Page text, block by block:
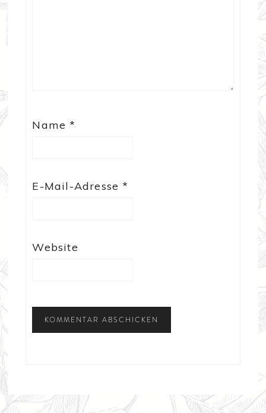
Name*
E-Mail-Adresse*
Website